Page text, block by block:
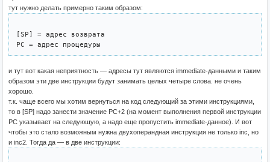
тут нужно делать примерно таким образом:
[SP] = адрес возврата
и тут вот какая неприятность — адресы тут являются immediate-данными и таким
образом эти две инструкции будут занимать целых четыре слова. не очень
хорошо.
т.к. чаще всего мы хотим вернуться на код следующий за этими инструкциями,
то в [SP] надо занести значение PC+2 (на момент выполнения первой инструкции
PC указывает на следующую, а надо еще пропустить immediate-данное). И вот
чтобы это стало возможным нужна двухоперандная инструкция не только inc, но
и inc2. Тогда да — в две инструкции: